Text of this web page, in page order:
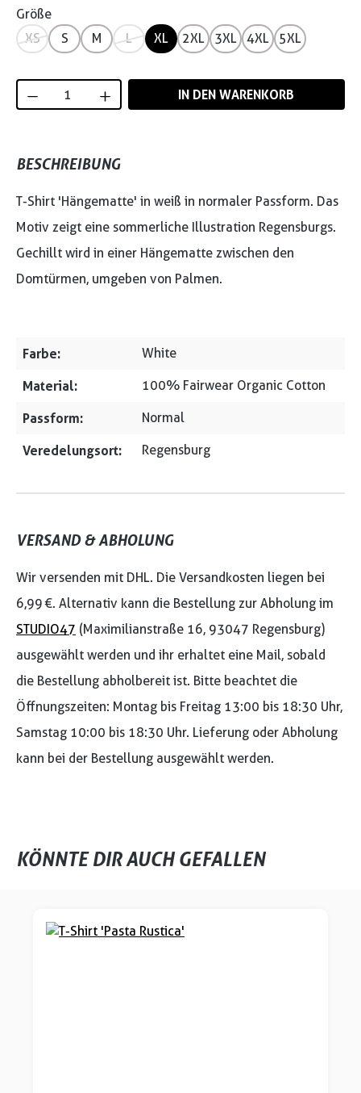
Größe
XS
S M L XL 2XL 3XL 4XL 5XL
Produkt Anzahl: Gib den gewünschten
IN DEN WARENKORB
BESCHREIBUNG
T-Shirt 'Hängematte' in weiß in normaler Passform. Das
Motiv zeigt eine sommerliche Illustration Regensburgs.
Gechillt wird in einer Hängematte zwischen den
Domtürmen, umgeben von Palmen.
Farbe: White
Material: 100% Fairwear Organic Cotton
Passform: Normal
Veredelungsort: Regensburg
VERSAND & ABHOLUNG
Wir versenden mit DHL. Die Versandkosten liegen bei
6,99 €. Alternativ kann die Bestellung zur Abholung im
STUDIO47 (Maximilianstraße 16, 93047 Regensburg)
ausgewählt werden und ihr erhaltet eine Mail, sobald
die Bestellung abholbereit ist. Bitte beachtet die
Öffnungszeiten: Montag bis Freitag 13:00 bis 18:30 Uhr,
Samstag 10:00 bis 18:30 Uhr. Lieferung oder Abholung
kann bei der Bestellung ausgewählt werden.
KÖNNTE DIR AUCH GEFALLEN